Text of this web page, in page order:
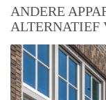
ANDERE
ALTERNATIEF